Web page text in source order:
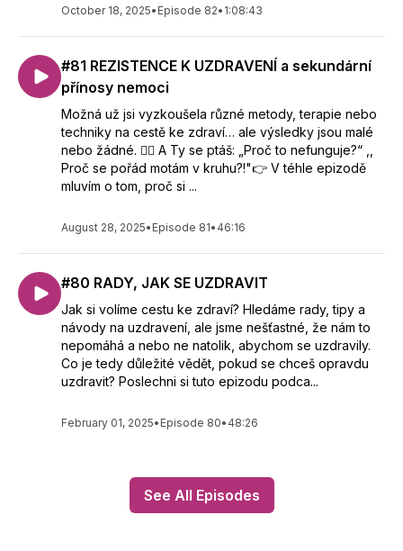
October 18, 2025• Episode 82• 1:08:43
#81 REZISTENCE K UZDRAVENÍ a sekundární
přínosy nemoci
Možná už jsi vyzkoušela různé metody, terapie nebo
techniky na cestě ke zdraví… ale výsledky jsou malé
nebo žádné. 🤷‍♀️ A Ty se ptáš: „Proč to nefunguje?“ ,,
Proč se pořád motám v kruhu?!"👉 V téhle epizodě
mluvím o tom, proč si ...
August 28, 2025• Episode 81• 46:16
#80 RADY, JAK SE UZDRAVIT
Jak si volíme cestu ke zdraví? Hledáme rady, tipy a
návody na uzdravení, ale jsme nešťastné, že nám to
nepomáhá a nebo ne natolik, abychom se uzdravily.
Co je tedy důležité vědět, pokud se chceš opravdu
uzdravit? Poslechni si tuto epizodu podca...
February 01, 2025• Episode 80• 48:26
See All Episodes